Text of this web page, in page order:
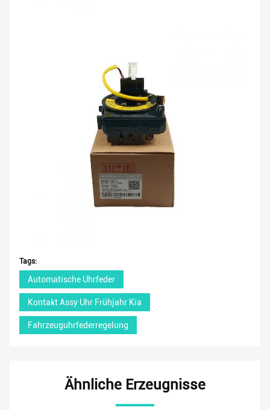
Tags:
Automatische Uhrfeder
Kontakt Assy Uhr Frühjahr Kia
Fahrzeuguhrfederregelung
Ähnliche Erzeugnisse